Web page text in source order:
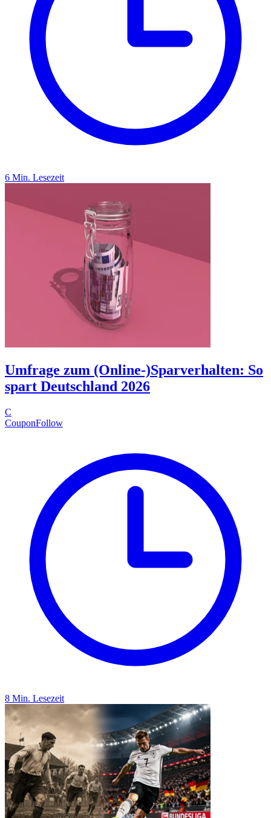
6 Min. Lesezeit
Umfrage zum (Online-)Sparverhalten: So
spart Deutschland 2026
C
CouponFollow
8 Min. Lesezeit